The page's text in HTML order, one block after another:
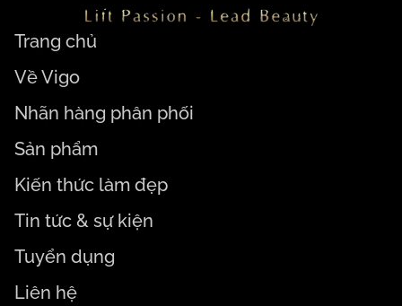
Trang chủ
Về Vigo
Nhãn hàng phân phối
Sản phẩm
Kiến thức làm đẹp
Tin tức & sự kiện
Tuyển dụng
Liên hệ